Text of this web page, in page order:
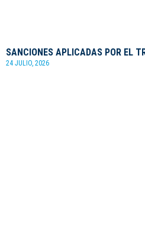
SANCIONES APLICADAS POR EL
24 JULIO, 2026